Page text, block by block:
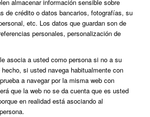
almacenar información sensible sobre
de crédito o datos bancarios, fotografías, su
etc. Los datos que guardan son de
personales, personalización de
asocia a usted como persona si no a su
hecho, si usted navega habitualmente con
a navegar por la misma web con
que la web no se da cuenta que es usted
en realidad está asociando al